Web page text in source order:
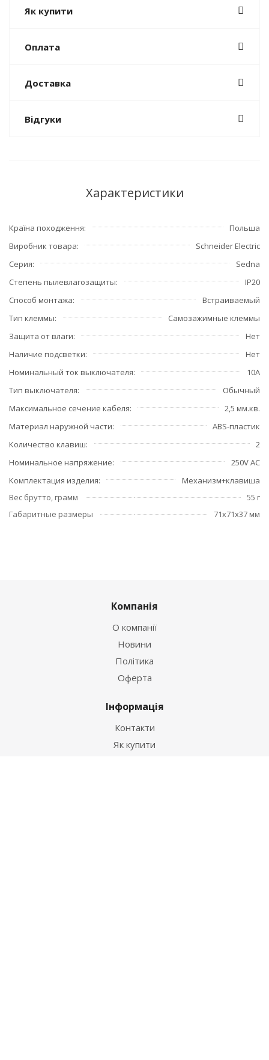
Як купити
Оплата
Доставка
Відгуки
Характеристики
Країна походження
Польша
Виробник товара
Schneider Electric
Серия
Sedna
Степень пылевлагозащиты
IP20
Способ монтажа
Встраиваемый
Тип клеммы
Самозажимные клеммы
Защита от влаги
Нет
Наличие подсветки
Нет
Номинальный ток выключателя
10А
Тип выключателя
Обычный
Максимальное сечение кабеля
2,5 мм.кв.
Материал наружной части
ABS-пластик
Количество клавиш
2
Номинальное напряжение
250V AC
Комплектация изделия
Механизм+клавиша
Вес брутто, грамм
55 г
Габаритные размеры
71x71x37 мм
Компанія
О компанії
Новини
Політика
Оферта
Інформація
Контакти
Як купити